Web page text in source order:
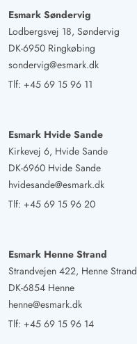
Esmark Søndervig
Lodbergsvej 18, Søndervig
DK-6950 Ringkøbing
sondervig@esmark.dk
Tlf: +45 69 15 96 11
Esmark Hvide Sande
Kirkevej 6, Hvide Sande
DK-6960 Hvide Sande
hvidesande@esmark.dk
Tlf: +45 69 15 96 20
Esmark Henne Strand
Strandvejen 422, Henne Strand
DK-6854 Henne
henne@esmark.dk
Tlf: +45 69 15 96 14